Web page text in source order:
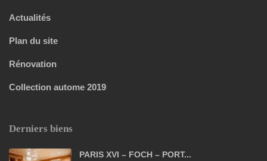
Actualités
Plan du site
Rénovation
Collection autome 2019
Derniers biens
PARIS XVI – FOCH – PORT...